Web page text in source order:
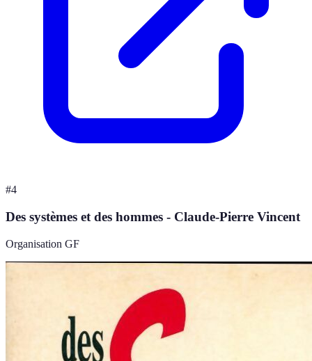
#4
Des systèmes et des hommes - Claude-Pierre Vincent
Organisation GF